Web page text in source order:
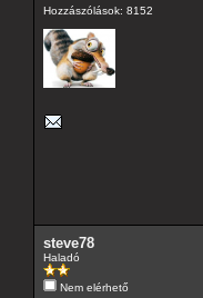
Hozzászólások: 8152
steve78
Haladó
Nem elérhető